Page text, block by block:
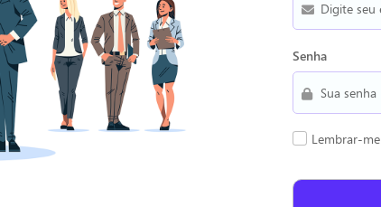
Senha
Lembrar-me